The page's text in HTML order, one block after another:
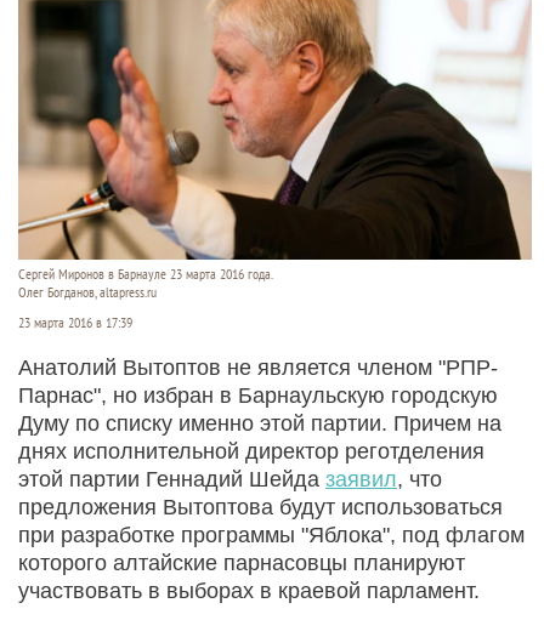
Сергей Миронов в Барнауле 23 марта 2016 года.
Олег Богданов, altapress.ru
23 марта 2016 в 17:39
Анатолий Вытоптов не является членом "РПР-
Парнас", но избран в Барнаульскую городскую
Думу по списку именно этой партии. Причем на
днях исполнительной директор реготделения
этой партии Геннадий Шейда заявил, что
предложения Вытоптова будут использоваться
при разработке программы "Яблока", под флагом
которого алтайские парнасовцы планируют
участвовать в выборах в краевой парламент.